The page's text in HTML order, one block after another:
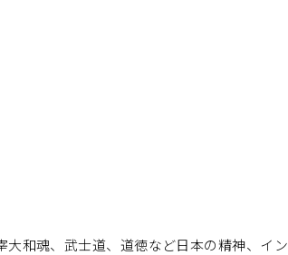
和魂、武士道、道徳など日本の精神、イン